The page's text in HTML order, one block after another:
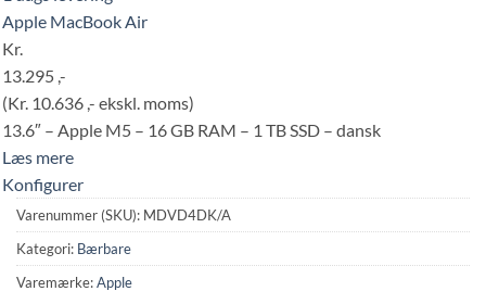
Apple MacBook Air
Kr.
13.295 ,-
(Kr. 10.636 ,- ekskl. moms)
13.6″ – Apple M5 – 16 GB RAM – 1 TB SSD – dansk
Læs mere
Konfigurer
Varenummer (SKU): MDVD4DK/A
Kategori: Bærbare
Varemærke:Apple